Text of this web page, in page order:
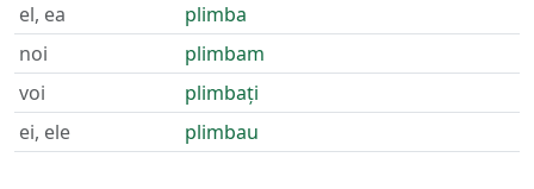
el, ea
plimba
noi
plimbam
voi
plimbați
ei, ele
plimbau